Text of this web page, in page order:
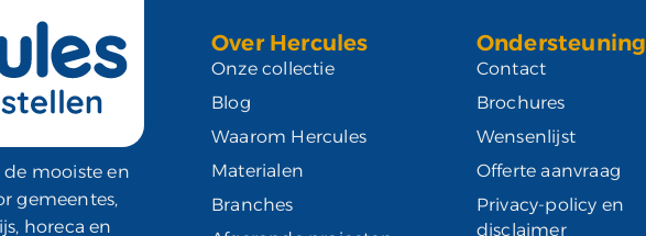
mooiste en
gemeentes,
horeca en
Over Hercules
Onze collectie
Blog
Waarom Hercules
Materialen
Branches
Ondersteuning
Contact
Brochures
Wensenlijst
Offerte aanvraag
Privacy-policy en
disclaimer